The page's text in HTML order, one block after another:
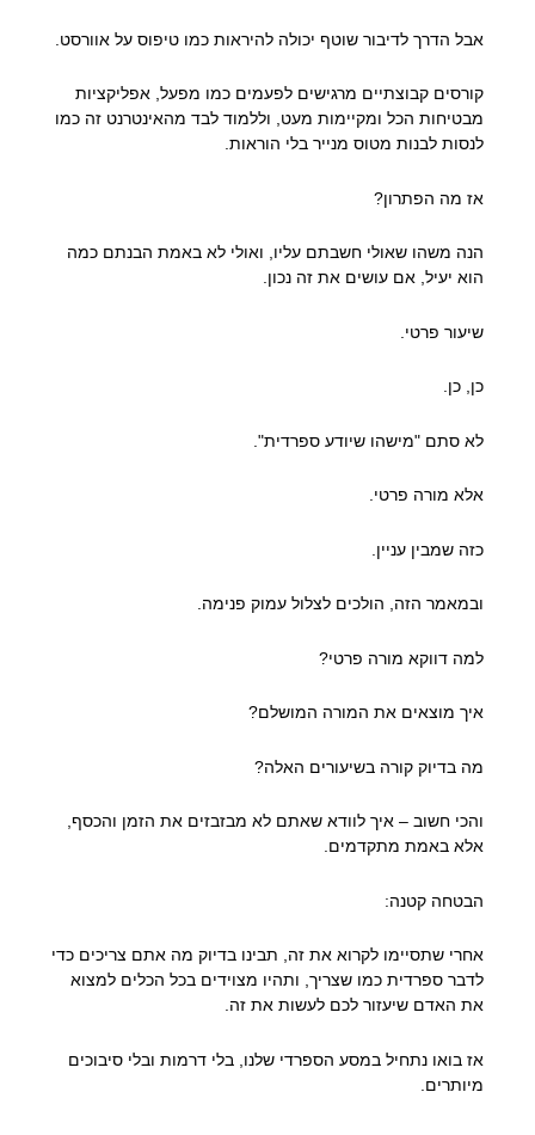
אבל הדרך לדיבור שוטף יכולה להיראות כמו טיפוס על אוורסט.
קורסים קבוצתיים מרגישים לפעמים כמו מפעל, אפליקציות
מבטיחות הכל ומקיימות מעט, וללמוד לבד מהאינטרנט זה כמו
לנסות לבנות מטוס מנייר בלי הוראות.
אז מה הפתרון?
הנה משהו שאולי חשבתם עליו, ואולי לא באמת הבנתם כמה
הוא יעיל, אם עושים את זה נכון.
שיעור פרטי.
כן, כן.
לא סתם "מישהו שיודע ספרדית".
אלא מורה פרטי.
כזה שמבין עניין.
ובמאמר הזה, הולכים לצלול עמוק פנימה.
למה דווקא מורה פרטי?
איך מוצאים את המורה המושלם?
מה בדיוק קורה בשיעורים האלה?
והכי חשוב – איך לוודא שאתם לא מבזבזים את הזמן והכסף,
אלא באמת מתקדמים.
הבטחה קטנה:
אחרי שתסיימו לקרוא את זה, תבינו בדיוק מה אתם צריכים כדי
לדבר ספרדית כמו שצריך, ותהיו מצוידים בכל הכלים למצוא
את האדם שיעזור לכם לעשות את זה.
אז בואו נתחיל במסע הספרדי שלנו, בלי דרמות ובלי סיבוכים
מיותרים.